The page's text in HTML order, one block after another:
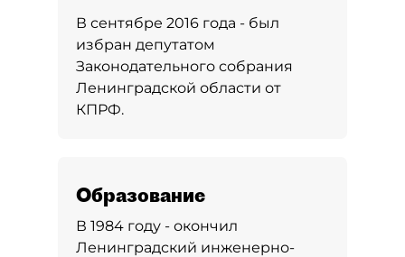
В сентябре 2016 года - был
избран депутатом
Законодательного собрания
Ленинградской области от
КПРФ.
Образование
В 1984 году - окончил
Ленинградский инженерно-